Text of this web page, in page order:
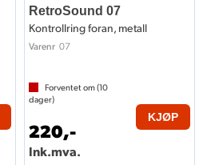
RetroSound 07
Kontrollring foran, metall
Varenr 07
Forventet om (10
dager)
220,-
Ink.mva.
KJØP